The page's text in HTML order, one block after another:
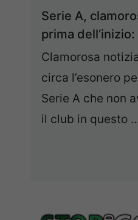
Serie A,
prima
Clamorosa
circa l’esonero
Serie A che non
il club in questo